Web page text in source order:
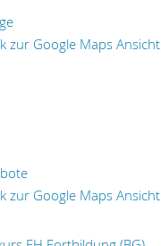
zur Google Maps Ansicht
zur Google Maps Ansicht